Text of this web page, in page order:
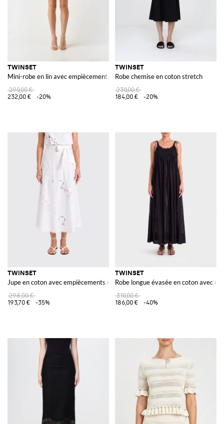
TWINSET
Mini-robe en lin avec empiècements en dentelle
290,00 €
232,00 €
-20%
TWINSET
Robe chemise en coton stretch
230,00 €
184,00 €
-20%
TWINSET
Jupe en coton avec empiècements en macramé
298,00 €
193,70 €
-35%
TWINSET
Robe longue évasée en coton avec
310,00 €
186,00 €
-40%